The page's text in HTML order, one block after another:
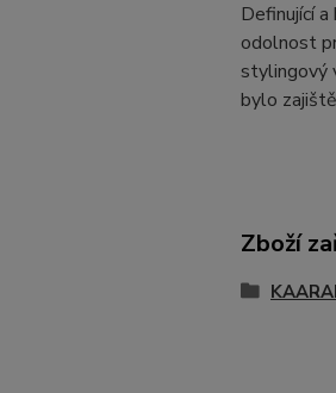
Definující
odolnost
stylingový
bylo
Zboží